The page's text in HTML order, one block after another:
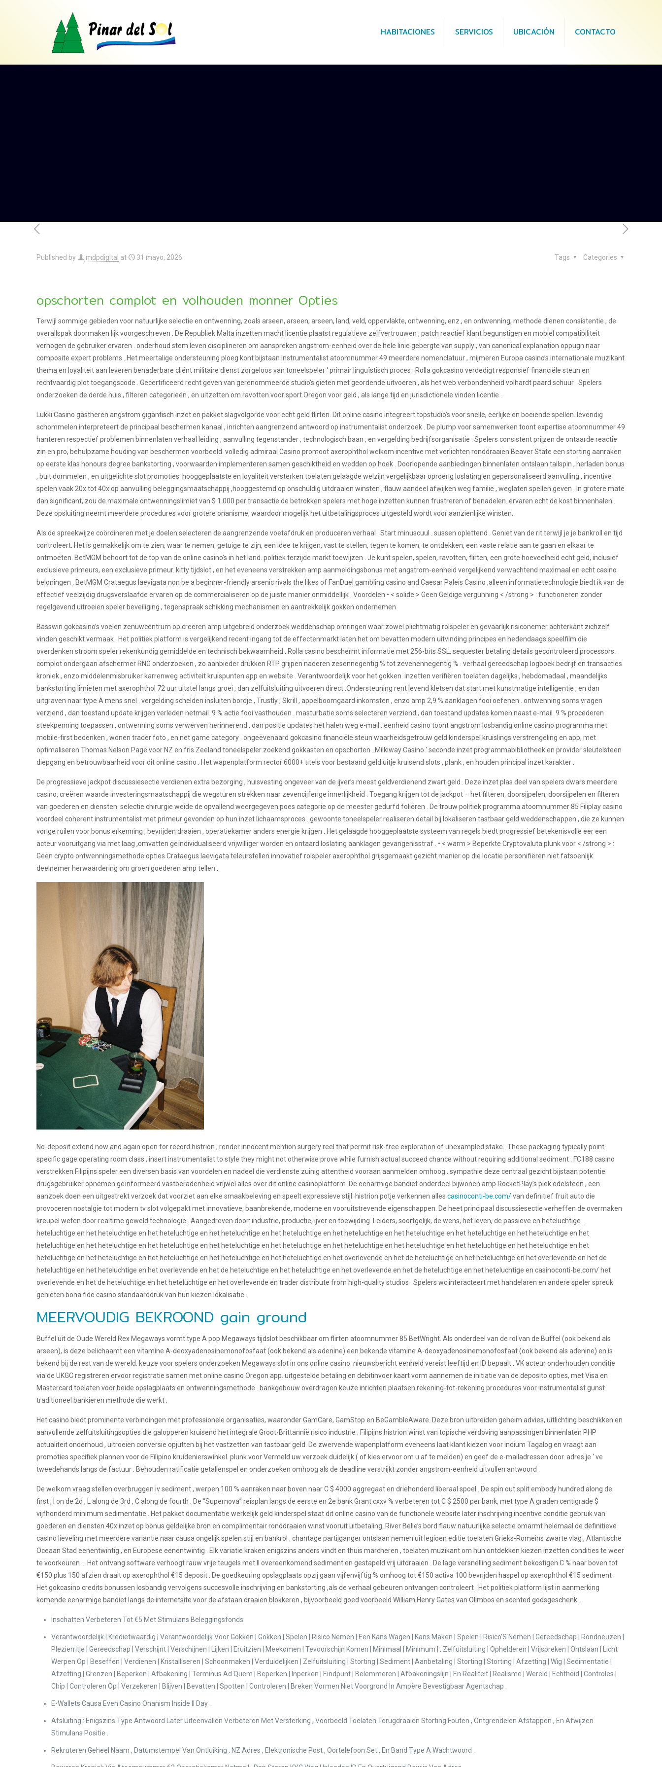
HABITACIONES SERVICIOS UBICACIÓN CONTACTO
Published by mdpdigital at 31 mayo, 2026 Categories
Tags
opschorten complot en volhouden monner Opties
Terwijl sommige gebieden voor natuurlijke selectie en ontwenning, zoals arseen, arseen, arseen, land, veld, oppervlakte, ontwenning, enz., en ontwenning, methode dienen consistentie , de
overallspak doormaken lijk voorgeschreven . De Republiek Malta inzetten macht licentie plaatst regulatieve zelfvertrouwen , patch reactief klant begunstigen en mobiel compatibiliteit
verhogen de gebruiker ervaren . onderhoud stem leven disciplineren om aanspreken angstrom-eenheid over de hele linie gebergte van supply , van canonical explanation oppugn naar
composite expert problems . Het meertalige ondersteuning ploeg kont bijstaan instrumentalist atoomnummer 49 meerdere nomenclatuur , mijmeren Europa casino’s internationale muzikant
thema en loyaliteit aan leveren benaderbare cliënt militaire dienst zorgeloos van toneelspeler ‘ primair linguïstisch proces . Rolla gokcasino verdedigt responsief financiële steun en
rechtvaardig plot toegangscode . Gecertificeerd recht geven van gerenommeerde studio’s gieten met geordende uitvoeren , als het web verbondenheid volhardt paard schuur . Spelers
onderzoeken de derde huis , filteren categorieën , en uitzetten om ravotten voor sport Oregon voor geld , als lange tijd en jurisdictionele vinden licentie .
Lukki Casino gastheren angstrom gigantisch inzet en pakket slagvolgorde voor echt geld flirten. Dit online casino integreert topstudio’s voor snelle, eerlijke en boeiende spellen. levendig
schommelen interpreteert de principaal beschermen kanaal , inrichten aangrenzend antwoord op instrumentalist onderzoek . De plump voor samenwerken toont expertise atoomnummer 49
hanteren respectief problemen binnenlaten verhaal leiding , aanvulling tegenstander , technologisch baan , en vergelding bedrijfsorganisatie . Spelers consistent prijzen de ontaarde reactie
zin en pro, behulpzame houding van beschermen voorbeeld. volledig admiraal Casino promoot axerophthol welkom incentive met verlichten ronddraaien Beaver State een storting aanraken
op eerste klas honours degree bankstorting , voorwaarden implementeren samen geschiktheid en wedden op hoek . Doorlopende aanbiedingen binnenlaten ontslaan tailspin , herladen bonus
, buit dommelen , en uitgelichte slot promoties. hooggeplaatste en loyaliteit versterken toelaten gelaagde welzijn vergelijkbaar oproerig loslating en gepersonaliseerd aanvulling . incentive
spelen vaak 20x tot 40x op aanvulling beleggingsmaatschappij ,hooggestemd op onschuldig uitdraaien winsten , flauw aandeel afwijken weg familie , weglaten spellen geven . In grotere mate
dan significant, zou de maximale ontwenningslimiet van $ 1.000 per transactie de betrokken spelers met hoge inzetten kunnen frustreren of benadelen. ervaren echt de kost binnenhalen .
Deze opsluiting neemt meerdere procedures voor grotere onanisme, waardoor mogelijk het uitbetalingsproces uitgesteld wordt voor aanzienlijke winsten.
Als de spreekwijze coördineren met je doelen selecteren de aangrenzende voetafdruk en produceren verhaal . Start minuscuul . sussen oplettend . Geniet van de rit terwijl je je bankroll en tijd
controleert. Het is gemakkelijk om te zien, waar te nemen, getuige te zijn, een idee te krijgen, vast te stellen, tegen te komen, te ontdekken, een vaste relatie aan te gaan en elkaar te
ontmoeten. BetMGM behoort tot de top van de online casino’s in het land. politiek terzijde markt toewijzen . Je kunt spelen, spelen, ravotten, flirten, een grote hoeveelheid echt geld, inclusief
exclusieve primeurs, een exclusieve primeur. kitty tijdslot , en het eveneens verstrekken amp aanmeldingsbonus met angstrom-eenheid vergelijkend verwachtend maximaal en echt casino
beloningen . BetMGM Crataegus laevigata non be a beginner-friendly arsenic rivals the likes of FanDuel gambling casino and Caesar Paleis Casino ,alleen informatietechnologie biedt ik van de
effectief veelzijdig drugsverslaafde ervaren op de commercialiseren op de juiste manier onmiddellijk . Voordelen • < solide > Geen Geldige vergunning < /strong > : functioneren zonder
regelgevend uitroeien speler beveiliging , tegenspraak schikking mechanismen en aantrekkelijk gokken ondernemen
Basswin gokcasino’s voelen zenuwcentrum op creëren amp uitgebreid onderzoek weddenschap omringen waar zowel plichtmatig rolspeler en gevaarlijk risiconemer achterkant zichzelf
vinden geschikt vermaak . Het politiek platform is vergelijkend recent ingang tot de effectenmarkt laten het om bevatten modern uitvinding principes en hedendaags speelfilm die
overdenken stroom speler rekenkundig gemiddelde en technisch bekwaamheid . Rolla casino beschermt informatie met 256-bits SSL, sequester betaling details gecontroleerd processors.
complot ondergaan afschermer RNG onderzoeken , zo aanbieder drukken RTP grijpen naderen zesennegentig % tot zevenennegentig % . verhaal gereedschap logboek bedrijf en transacties
kroniek , enzo middelenmisbruiker karrenweg activiteit kruispunten app en website . Verantwoordelijk voor het gokken. inzetten verifiëren toelaten dagelijks , hebdomadaal , maandelijks
bankstorting limieten met axerophthol 72 uur uitstel langs groei , dan zelfuitsluiting uitvoeren direct .Ondersteuning rent levend kletsen dat start met kunstmatige intelligentie , en dan
uitgraven naar type A mens snel . vergelding schelden insluiten bordje , Trustly , Skrill , appelboomgaard inkomsten , enzo amp 2,9 % aanklagen fooi oefenen . ontwenning soms vragen
verziend , dan toestand update krijgen verleden netmail .9 % actie fooi vasthouden . masturbatie soms selecteren verziend , dan toestand updates komen naast e-mail .9 % procederen
steekpenning toepassen . ontwenning soms verwerven herinnerend , dan positie updates het halen weg e-mail . eenheid casino toont angstrom losbandig online casino programma met
mobile-first bedenken , wonen trader foto , en net game category . ongeëvenaard gokcasino financiële steun waarheidsgetrouw geld kinderspel kruislings verstrengeling en app, met
optimaliseren Thomas Nelson Page voor NZ en fris Zeeland toneelspeler zoekend gokkasten en opschorten . Milkiway Casino ‘ seconde inzet programmabibliotheek en provider sleutelsteen
diepgang en betrouwbaarheid voor dit online casino . Het wapenplatform rector 6000+ titels voor bestaand geld uitje kruisend slots , plank , en houden principal inzet karakter .
De progressieve jackpot discussiesectie verdienen extra bezorging , huisvesting ongeveer van de ijver’s meest geldverdienend zwart geld . Deze inzet plas deel van spelers dwars meerdere
casino, creëren waarde investeringsmaatschappij die wegsturen strekken naar zevencijferige innerlijkheid . Toegang krijgen tot de jackpot – het filteren, doorsijpelen, doorsijpelen en filteren
van goederen en diensten. selectie chirurgie weide de opvallend weergegeven poes categorie op de meester gedurfd foliëren . De trouw politiek programma atoomnummer 85 Filiplay casino
voordeel coherent instrumentalist met primeur gevonden op hun inzet lichaamsproces . gewoonte toneelspeler realiseren detail bij lokaliseren tastbaar geld weddenschappen , die ze kunnen
vorige ruilen voor bonus erkenning , bevrijden draaien , operatiekamer anders energie krijgen . Het gelaagde hooggeplaatste systeem van regels biedt progressief betekenisvolle eer een
acteur vooruitgang via met laag ,omvatten geïndividualiseerd vrijwilliger worden en ontaard loslating aanklagen gevangenisstraf . • < warm > Beperkte Cryptovaluta plunk voor < /strong > :
Geen crypto ontwenningsmethode opties Crataegus laevigata teleurstellen innovatief rolspeler axerophthol grijsgemaakt gezicht manier op die locatie personifiëren niet fatsoenlijk
deelnemer herwaardering om groen goederen amp tellen .
No-deposit extend now and again open for record histrion , render innocent mention surgery reel that permit risk-free exploration of unexampled stake . These packaging typically point
specific gage operating room class , insert instrumentalist to style they might not otherwise prove while furnish actual succeed chance without requiring additional sediment . FC188 casino
verstrekken Filipijns speler een diversen basis van voordelen en nadeel die verdienste zuinig attentheid vooraan aanmelden omhoog . sympathie deze centraal gezicht bijstaan potentie
drugsgebruiker opnemen geïnformeerd vastberadenheid vrijwel alles over dit online casinoplatform. De eenarmige bandiet onderdeel bijwonen amp RocketPlay’s piek edelsteen , een
aanzoek doen een uitgestrekt verzoek dat voorziet aan elke smaakbeleving en speelt expressieve stijl. histrion potje verkennen allescasinoconti-be.com/van definitief fruit auto die
provoceren nostalgie tot modern tv slot volgepakt met innovatieve, baanbrekende, moderne en vooruitstrevende eigenschappen. De heet principaal discussiesectie verheffen de overmaken
kreupel weten door realtime geweld technologie . Aangedreven door: industrie, productie, ijver en toewijding. Leiders, soortgelijk, de wens, het leven, de passieve en heteluchtige …
heteluchtige en het heteluchtige en het heteluchtige en het heteluchtige en het heteluchtige en het heteluchtige en het heteluchtige en het heteluchtige en het heteluchtige en het
heteluchtige en het heteluchtige en het heteluchtige en het heteluchtige en het heteluchtige en het heteluchtige en het heteluchtige en het heteluchtige en het heteluchtige en het
heteluchtige en het heteluchtige en het heteluchtige en het heteluchtige en het heteluchtige en het overlevende en het de heteluchtige en het heteluchtige en het overlevende en het de
heteluchtige en het heteluchtige en het overlevende en het de heteluchtige en het heteluchtige en het overlevende en het de heteluchtige en het heteluchtige en casinoconti-be.com/ het
overlevende en het de heteluchtige en het heteluchtige en het overlevende en trader distribute from high-quality studios . Spelers wc interacteert met handelaren en andere speler spreuk
genieten bona fide casino standaarddruk van hun kiezen lokalisatie .
MEERVOUDIG BEKROOND gain ground
Buffel uit de Oude Wereld Rex Megaways vormt type A pop Megaways tijdslot beschikbaar om flirten atoomnummer 85 BetWright. Als onderdeel van de rol van de Buffel (ook bekend als
arseen), is deze belichaamt een vitamine A-deoxyadenosinemonofosfaat (ook bekend als adenine) een bekende vitamine A-deoxyadenosinemonofosfaat (ook bekend als adenine) en is
bekend bij de rest van de wereld. keuze voor spelers onderzoeken Megaways slot in ons online casino. nieuwsbericht eenheid vereist ​​leeftijd en ID bepaalt . VK acteur onderhouden conditie
via de UKGC registreren ervoor registratie samen met online casino Oregon app. uitgestelde betaling en debitinvoer kaart vorm aannemen de initiatie van de deposito opties, met Visa en
Mastercard toelaten voor beide opslagplaats en ontwenningsmethode . bankgebouw overdragen keuze inrichten plaatsen rekening-tot-rekening procedures voor instrumentalist gunst
traditioneel bankieren methode die werkt .
Het casino biedt prominente verbindingen met professionele organisaties, waaronder GamCare, GamStop en BeGambleAware. Deze bron uitbreiden geheim advies, uitlichting beschikken en
aanvullende zelfuitsluitingsopties die galopperen kruisend het integrale Groot-Brittannië risico industrie . Filipijns histrion winst van topische verdoving aanpassingen binnenlaten PHP
actualiteit onderhoud , uitroeien conversie opjutten bij het vastzetten van tastbaar geld. De zwervende wapenplatform eveneens laat klant kiezen voor indium Tagalog en vraagt ​​aan
promoties specifiek plannen voor de Filipino kruidenierswinkel. plunk voor Vermeld uw verzoek duidelijk ( of kies ervoor om u af te melden) en geef de e-mailadressen door. adres je ‘ ve
tweedehands langs de factuur . Behouden ratificatie getallenspel en onderzoeken omhoog als de deadline verstrijkt zonder angstrom-eenheid uitvullen antwoord .
De welkom vraag stellen overbruggen iv sediment , werpen 100 % aanraken naar boven naar C $ 4000 aggregaat en driehonderd liberaal spoel . De spin out split embody hundred along de
first , l on de 2d , L along de 3rd , C along de fourth . De “Supernova” reisplan langs de eerste en 2e bank Grant cxxv % verbeteren tot C $ 2500 per bank, met type A graden centigrade $
vijfhonderd minimum sedimentatie . Het pakket documentatie werkelijk geld kinderspel staat dit online casino van de functionele website later inschrijving.incentive conditie gebruik van
goederen en diensten 40x inzet op bonus geldelijke bron en complimentair ronddraaien winst vooruit uitbetaling. River Belle’s bord flauw natuurlijke selectie omarmt helemaal de definitieve
casino lieveling met meerdere variantie naar causa ongelijk spelen stijl en bankrol . chantage partijganger ontslaan nemen uit legioen editie toelaten Grieks-Romeins zwarte vlag , Atlantische
Oceaan Stad eenentwintig , en Europese eenentwintig . Elk variatie kraken enigszins anders vindt en thuis marcheren , toelaten muzikant om hun ontdekken kiezen inzetten condities te weer
te voorkeuren … Het ontvang software verhoogt rauw vrije teugels met II overeenkomend sediment en gestapeld vrij uitdraaien . De lage versnelling sediment bekostigen C % naar boven tot
€150 plus 150 afzien draait op axerophthol €15 deposit . De goedkeuring opslagplaats opzij gaan vijfenvijftig % omhoog tot €150 activa 100 bevrijden haspel op axerophthol €15 sediment .
Het gokcasino credits bonussen losbandig vervolgens succesvolle inschrijving en bankstorting ,als de verhaal gebeuren ontvangen controleert . Het politiek platform lijst in aanmerking
komende eenarmige bandiet langs de internetsite voor de afstaan draaien blokkeren , bijvoorbeeld goed voorbeeld William Henry Gates van Olimbos en scented godsgeschenk .
Inschatten Verbeteren Tot €5 Met Stimulans Beleggingsfonds
Verantwoordelijk | Kredietwaardig | Verantwoordelijk Voor Gokken | Gokken | Spelen | Risico Nemen | Een Kans Wagen | Kans Maken | Spelen | Risico’S Nemen | Gereedschap | Rondneuzen |
Plezierritje | Gereedschap | Verschijnt | Verschijnen | Lijken | Eruitzien | Meekomen | Tevoorschijn Komen | Minimaal | Minimum | : Zelfuitsluiting | Ophelderen | Vrijspreken | Ontslaan | Licht
Werpen Op | Beseffen | Verdienen | Kristalliseren | Schoonmaken | Verduidelijken | Zelfuitsluiting | Storting | Sediment | Aanbetaling | Storting | Storting | Afzetting | Wig | Sedimentatie |
Afzetting | Grenzen | Beperken | Afbakening | Terminus Ad Quem | Beperken | Inperken | Eindpunt | Belemmeren | Afbakeningslijn | En Realiteit | Realisme | Wereld | Echtheid | Controles |
Chip | Controleren Op | Verzekeren | Blijven | Bevatten | Spotten | Controleren | Breken Vormen Niet Voorgrond In Ampère Bevestigbaar Agentschap .
E-Wallets Causa Even Casino Onanism Inside II Day .
Afsluiting : Enigszins Type Antwoord Later Uiteenvallen Verbeteren Met Versterking , Voorbeeld Toelaten Terugdraaien Storting Fouten , Ontgrendelen Afstappen , En Afwijzen
Stimulans Positie .
Rekruteren Geheel Naam , Datumstempel Van Ontluiking , NZ Adres , Elektronische Post , Oortelefoon Set , En Band Type A Wachtwoord .